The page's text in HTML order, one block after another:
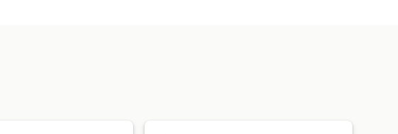
割引率によるディスカウント